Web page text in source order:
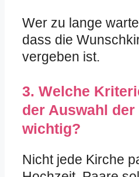
Wer zu lange
dass die
vergeben ist.
3. Welche
der Auswahl
wichtig?
Nicht jede Kirche